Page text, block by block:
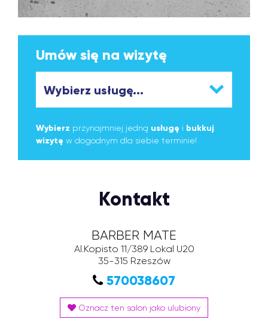
Umów się na wizytę
Wybierz przynajmniej jedną usługę i bukkuj
wizytę w dogodnym dla siebie terminie!
Kontakt
BARBER MATE
Al.Kopisto 11/389 Lokal U20
35-315 Rzeszów
570038607
Oznacz ten salon jako ulubiony